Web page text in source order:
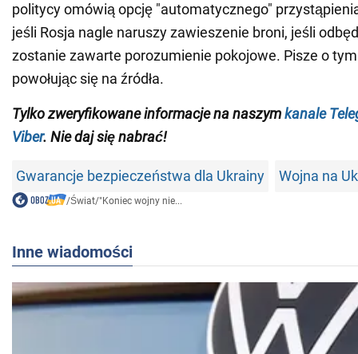
politycy omówią opcję "automatycznego"
jeśli Rosja nagle naruszy zawieszenie broni, jeśli
zostanie zawarte porozumienie pokojowe. Pisze o
powołując się na źródła.
Tylko zweryfikowane informacje na naszymkanale
Viber. Nie daj się nabrać!
Gwarancje bezpieczeństwa dla Ukrainy Wojna na
/Świat/"Koniec wojny nie...
Inne wiadomości